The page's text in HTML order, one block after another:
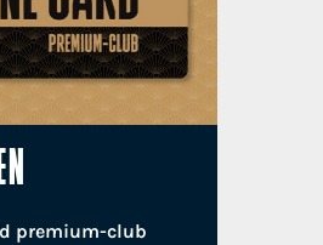
premium-club